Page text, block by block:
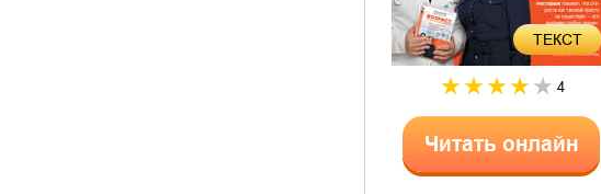
ТЕКСТ
4
Читать онлайн